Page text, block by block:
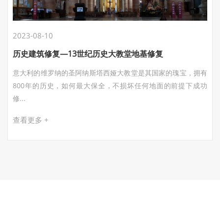
2023-08-10
历史建筑修复—13世纪历史大教堂地基修复
意大利的维罗纳的圣阿纳斯塔西娅大教堂是其国家的瑰宝，拥有
800年的历史，如何最大保全，不损坏任何地面的前提下成功
修...
查看更多 +